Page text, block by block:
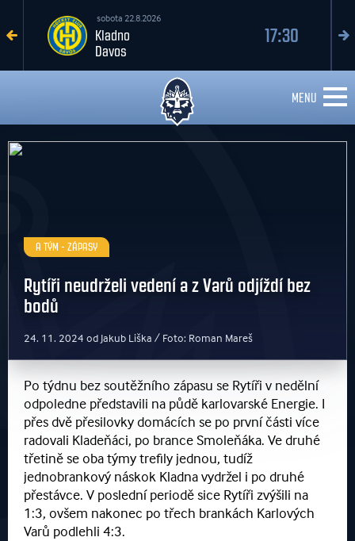
úterý 1.9.2026
Karlovy Vary
Kladno
17:00
MENU
A TÝM - ZÁPASY
Rytíři neudrželi vedení a z Varů odjíždí bez
bodů
24. 11. 2024 od Jakub Liška / Foto: Roman Mareš
Po týdnu bez soutěžního zápasu se Rytíři v nedělní
odpoledne představili na půdě karlovarské Energie. I
přes dvě přesilovky domácích se po první části více
radovali Kladeňáci, po brance Smoleňáka. Ve druhé
třetině se oba týmy trefily jednou, tudíž
jednobrankový náskok Kladna vydržel i po druhé
přestávce. V poslední periodě sice Rytíři zvýšili na
1:3, ovšem nakonec po třech brankách Karlových
Varů podlehli 4:3.